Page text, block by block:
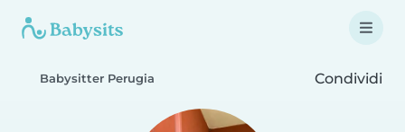
Babysitter Perugia Condividi